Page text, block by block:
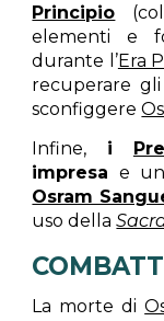
Principio
elementi e
durante l’Era
recuperare gli
sconfiggere
Infine, i
impresa e
Osram
uso della
La morte di